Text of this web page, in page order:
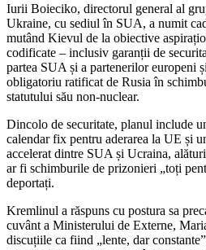
Iurii Boieciko, directorul general al
Ukraine, cu sediul în SUA, a numit
mutând Kievul de la obiective
codificate – inclusiv garanții de
partea SUA și a partenerilor europeni
obligatoriu ratificat de Rusia în
statutului său non-nuclear.
Dincolo de securitate, planul include
calendar fix pentru aderarea la UE și
accelerat dintre SUA și Ucraina,
ar fi schimburile de prizonieri „toți
deportați.
Kremlinul a răspuns cu postura sa
cuvânt a Ministerului de Externe,
discuțiile ca fiind „lente, dar